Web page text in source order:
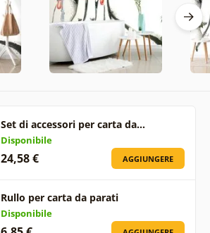
Set di accessori per carta da…
Disponibile
24,58 € AGGIUNGERE
Rullo per carta da parati
Disponibile